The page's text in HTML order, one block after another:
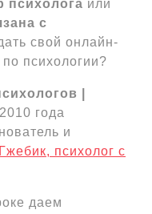
психолога или
с
свой онлайн-
психологии?
|
года
и
психолог с
даем